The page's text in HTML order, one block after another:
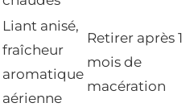
Liant anisé,
fraîcheur
aromatique
aérienne
Retirer après 1
mois de
macération